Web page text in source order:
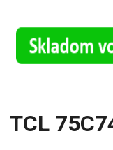
.
TCL